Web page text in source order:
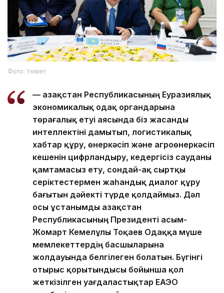
Фото: Үкімет
— Қазақстан Республикасының Еуразиялық
экономикалық одақ органдарына
төрағалық етуі аясында біз жасанды
интеллектіні дамытып, логистикалық
хабтар құру, өнеркәсіп және агроөнеркәсіп
кешенін цифрландыру, кедергісіз сауданы
қамтамасыз ету, сондай-ақ сыртқы
серіктестермен жаһандық диалог құру
бағытын дәйекті түрде қолдаймыз. Дәл
осы ұстанымды Қазақстан
Республикасының Президенті Қасым-
Жомарт Кемелұлы Тоқаев Одаққа мүше
мемлекеттердің басшыларына
жолдауында белгілеген болатын. Бүгінгі
отырыс қорытындысы бойынша қол
жеткізілген уағдаластықтар ЕАЭО